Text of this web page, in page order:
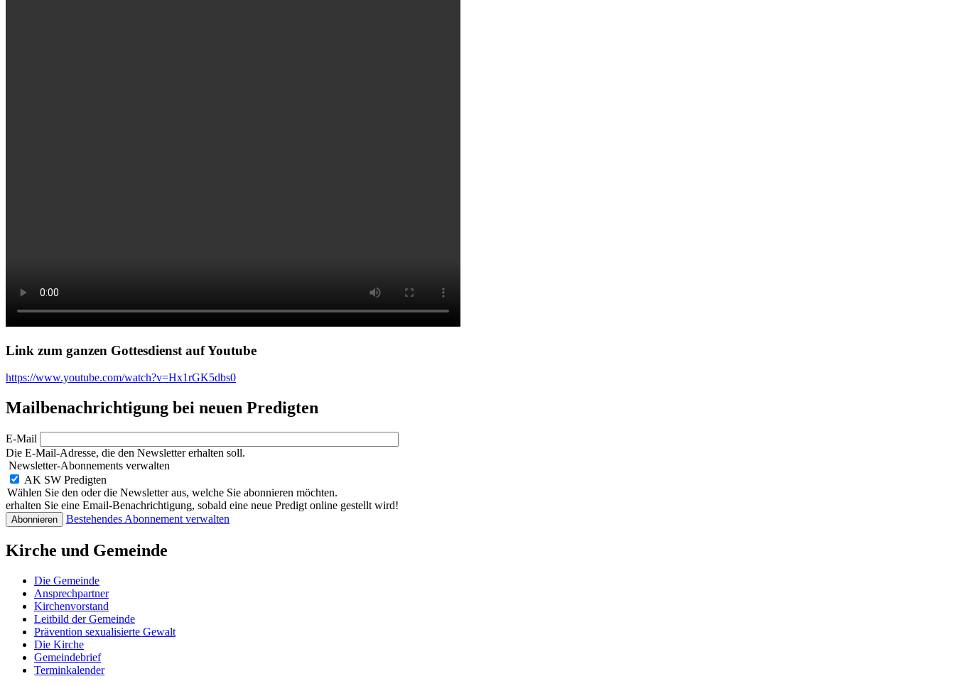
Link zum ganzen Gottesdienst auf Youtube
https://www.youtube.com/watch?v=Hx1rGK5dbs0
Mailbenachrichtigung bei neuen Predigten
E-Mail
Die E-Mail-Adresse, die den Newsletter erhalten soll.
Newsletter-Abonnements verwalten
AK SW Predigten
Wählen Sie den oder die Newsletter aus, welche Sie abonnieren möchten.
erhalten Sie eine Email-Benachrichtigung, sobald eine neue Predigt online gestellt wird!
Bestehendes Abonnement verwalten
Kirche und Gemeinde
Die Gemeinde
Ansprechpartner
Kirchenvorstand
Leitbild der Gemeinde
Prävention sexualisierte Gewalt
Die Kirche
Gemeindebrief
Terminkalender